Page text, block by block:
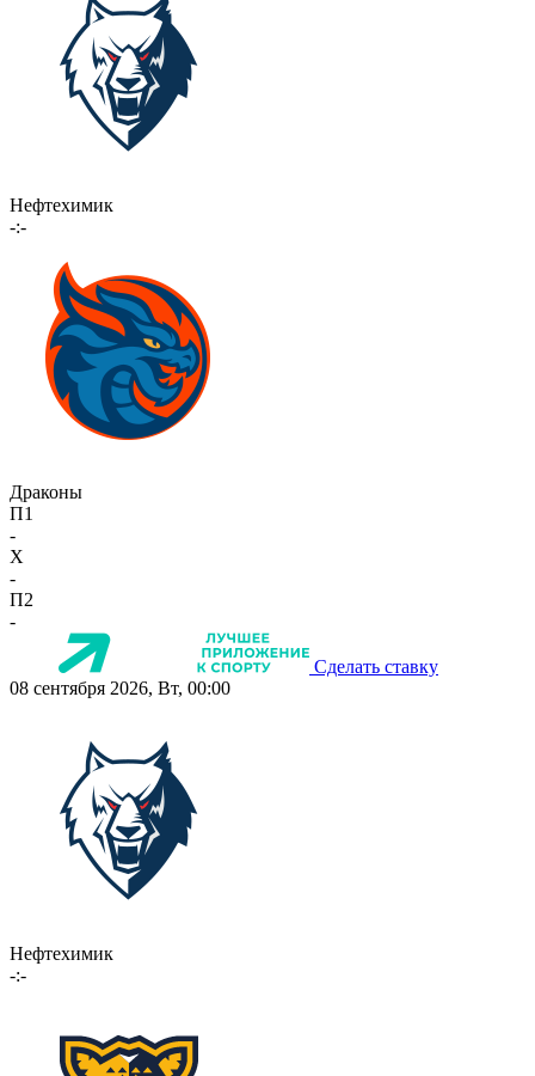
Нефтехимик
-:-
Драконы
П1
-
X
-
П2
-
Сделать ставку
08 сентября 2026, Вт, 00:00
Нефтехимик
-:-